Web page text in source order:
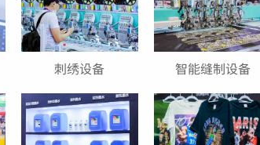
刺绣设备 智能缝制设备